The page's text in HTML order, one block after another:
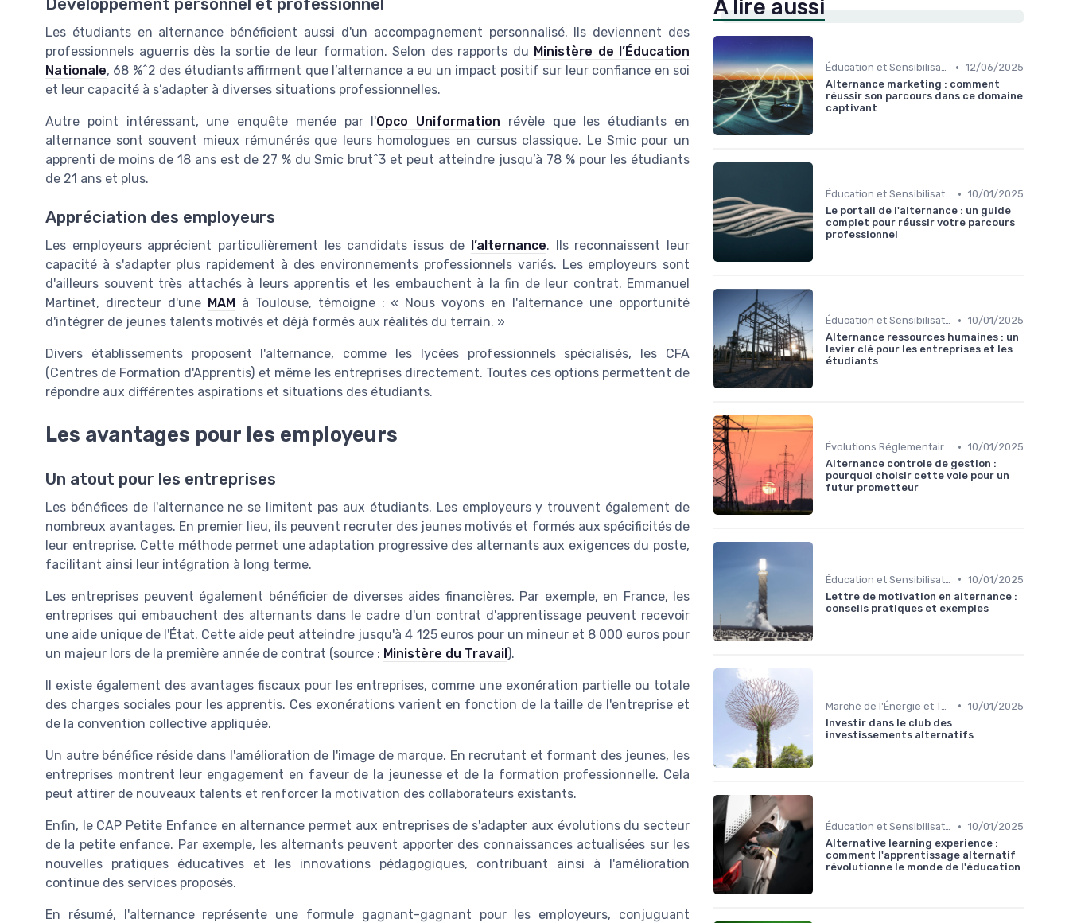
Les étudiants en alternance bénéficient aussi d'un accompagnement personnalisé. Ils deviennent des
professionnels aguerris dès la sortie de leur formation. Selon des rapports du Ministère de l’Éducation
Nationale, 68 %^2 des étudiants affirment que l’alternance a eu un impact positif sur leur confiance en soi
et leur capacité à s’adapter à diverses situations professionnelles.
Autre point intéressant, une enquête menée par l'Opco Uniformation révèle que les étudiants en
alternance sont souvent mieux rémunérés que leurs homologues en cursus classique. Le Smic pour un
apprenti de moins de 18 ans est de 27 % du Smic brut^3 et peut atteindre jusqu’à 78 % pour les étudiants
de 21 ans et plus.
Appréciation des employeurs
Les employeurs apprécient particulièrement les candidats issus de l’alternance. Ils reconnaissent leur
capacité à s'adapter plus rapidement à des environnements professionnels variés. Les employeurs sont
d'ailleurs souvent très attachés à leurs apprentis et les embauchent à la fin de leur contrat. Emmanuel
Martinet, directeur d'une MAMà Toulouse, témoigne : « Nous voyons en l'alternance une opportunité
d'intégrer de jeunes talents motivés et déjà formés aux réalités du terrain. »
Divers établissements proposent l'alternance, comme les lycées professionnels spécialisés, les CFA
(Centres de Formation d'Apprentis) et même les entreprises directement. Toutes ces options permettent de
répondre aux différentes aspirations et situations des étudiants.
Les avantages pour les employeurs
Un atout pour les entreprises
Les bénéfices de l'alternance ne se limitent pas aux étudiants. Les employeurs y trouvent également de
nombreux avantages. En premier lieu, ils peuvent recruter des jeunes motivés et formés aux spécificités de
leur entreprise. Cette méthode permet une adaptation progressive des alternants aux exigences du poste,
facilitant ainsi leur intégration à long terme.
Les entreprises peuvent également bénéficier de diverses aides financières. Par exemple, en France, les
entreprises qui embauchent des alternants dans le cadre d'un contrat d'apprentissage peuvent recevoir
une aide unique de l'État. Cette aide peut atteindre jusqu'à 4 125 euros pour un mineur et 8 000 euros pour
un majeur lors de la première année de contrat (source : Ministère du Travail ).
Il existe également des avantages fiscaux pour les entreprises, comme une exonération partielle ou totale
des charges sociales pour les apprentis. Ces exonérations varient en fonction de la taille de l'entreprise et
de la convention collective appliquée.
Un autre bénéfice réside dans l'amélioration de l'image de marque. En recrutant et formant des jeunes, les
entreprises montrent leur engagement en faveur de la jeunesse et de la formation professionnelle. Cela
peut attirer de nouveaux talents et renforcer la motivation des collaborateurs existants.
Enfin, le CAP Petite Enfance en alternance permet aux entreprises de s'adapter aux évolutions du secteur
de la petite enfance. Par exemple, les alternants peuvent apporter des connaissances actualisées sur les
nouvelles pratiques éducatives et les innovations pédagogiques, contribuant ainsi à l'amélioration
continue des services proposés.
En résumé, l'alternance représente une formule gagnant-gagnant pour les employeurs, conjuguant
À lire aussi
Éducation et Sensibilisation à l'Énergie • 12/06/2025
Alternance marketing : comment
réussir son parcours dans ce domaine
captivant
Éducation et Sensibilisation à l'Énergie • 10/01/2025
Le portail de l'alternance : un guide
complet pour réussir votre parcours
professionnel
Éducation et Sensibilisation à l'Énergie • 10/01/2025
Alternance ressources humaines : un
levier clé pour les entreprises et les
étudiants
Évolutions Réglementaires • 10/01/2025
Alternance controle de gestion :
pourquoi choisir cette voie pour un
futur prometteur
• 10/01/2025
Lettre de motivation en alternance :
conseils pratiques et exemples
Marché de l'Énergie et Tendances • 10/01/2025
Investir dans le club des
investissements alternatifs
Éducation et Sensibilisation à l'Énergie • 10/01/2025
Alternative learning experience :
comment l'apprentissage alternatif
révolutionne le monde de l'éducation